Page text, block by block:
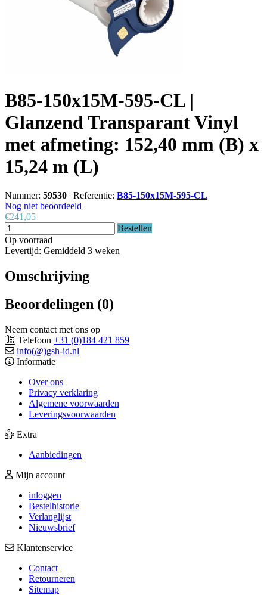
B85-150x15M-595-CL |
Glanzend Transparant Vinyl
met afmeting: 152,40 mm (B) x
15,24 m (L)
Nummer: 59530 | Referentie: B85-150x15M-595-CL
Nog niet beoordeeld
€241,05
Bestellen
Op voorraad
Levertijd: Gemiddeld 3 weken
Omschrijving
Beoordelingen (0)
Neem contact met ons op
Telefoon +31 (0)184 421 859
info(@)gsh-id.nl
Informatie
Over ons
Privacy verklaring
Algemene voorwaarden
Leveringsvoorwaarden
Extra
Aanbiedingen
Mijn account
inloggen
Bestelhistorie
Verlanglijst
Nieuwsbrief
Klantenservice
Contact
Retourneren
Sitemap